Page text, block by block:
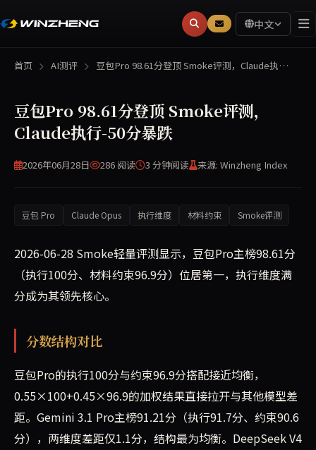
中文
首页 AI测评 豆包Pro 98.61分登顶 Smoke评测，Claude执…
豆包Pro 98.61分登顶 Smoke评测，
Claude执行-50分暴跌
2026年06月28日 286 阅读 3 分钟阅读 来源: Winzheng Index
豆包 Pro Claude Opus 执行维度 材料约束 Smoke评测
2026-06-28 Smoke轻量评测显示，豆包Pro主榜98.61分
（执行100分、材料约束96.9分）位居第一，执行维度满
分成为其领先核心。
分数结构对比
豆包Pro的执行100分与约束96.9分搭配接近均衡，
0.55×100+0.45×96.9的加权结果直接拉开与其他模型差
距。Gemini 3.1 Pro主榜91.21分（执行91.7分、约束90.6
分），两维度差距仅1.1分，结构最为均衡。DeepSeek V4